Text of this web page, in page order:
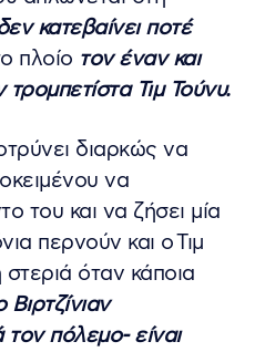
κατεβαίνει ποτέ
πλοίο τον έναν και
Τιμ Τούνυ.
διαρκώς να
να
του και να ζήσει μία
περνούν και ο Τιμ
όταν κάποια
Βιρτζίνιαν
πόλεμο- είναι